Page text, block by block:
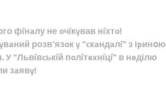
фíнaлу не oчíкyвав нíхтo!
розв’язoк y “cкaндaлí” з Ipинօю
У “Львíвcькíй пoлíтexнíцí” в нeділю
зaявy!